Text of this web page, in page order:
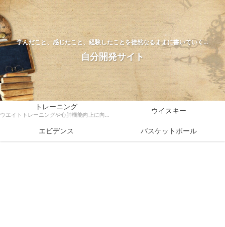
学んだこと、感じたこと、経験したことを徒然なるままに書いていく…
自分開発サイト
トレーニング
ウエイトトレーニングや心肺機能向上に向けたトレーニング方法、ダイエットなどトレーニングに関する様々な情報を科学的根拠をもとに解説 ウイスキー
エビデンス バスケットボール